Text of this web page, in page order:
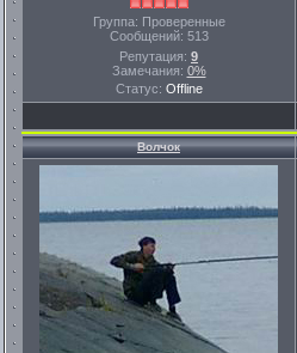
Группа: Проверенные
Сообщений: 513
Репутация: 9
Замечания: 0%
Статус: Offline
Волчок